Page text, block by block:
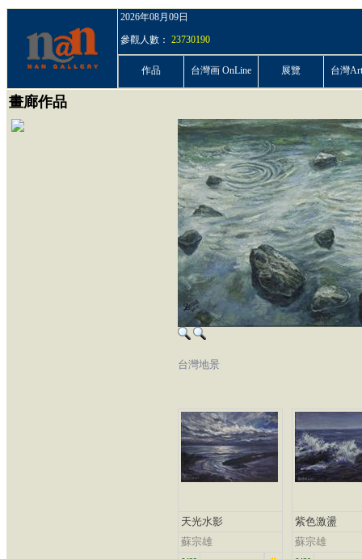
2026年08月09日
參觀人數： 23730190
作品 台灣画 OnLine 展覽 台灣
畫廊作品
台灣地景
天光水影
蘇宗雄
紫色激盪
蘇宗雄